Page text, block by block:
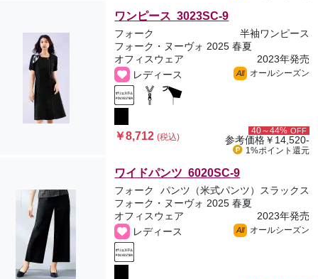
ワンピース 3023SC-9
フォーク
半袖ワンピース
フォーク・ヌーヴォ 2025 春夏
オフィスウェア
2023年発売
レディース
All オールシーズン
￥8,712(税込)
40～44% OFF
参考価格￥14,520-
1%ポイント 還元
ワイドパンツ 6020SC-9
フォーク
パンツ（米式パンツ）スラックス
フォーク・ヌーヴォ 2025 春夏
オフィスウェア
2023年発売
レディース
All オールシーズン